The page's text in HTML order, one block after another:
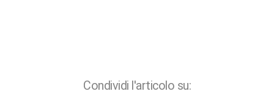
Condividi l'articolo su: